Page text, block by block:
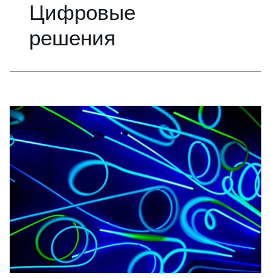
Цифровые
решения